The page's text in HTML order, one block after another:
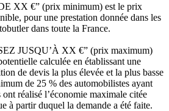
XX €” (prix minimum) est le prix
pour une prestation donnée dans les
dans toute la France.
JUSQU’À XX €” (prix maximum)
calculée en établissant une
de devis la plus élevée et la plus basse
de 25 % des automobilistes ayant
réalisé l’économie maximale citée
à partir duquel la demande a été faite.